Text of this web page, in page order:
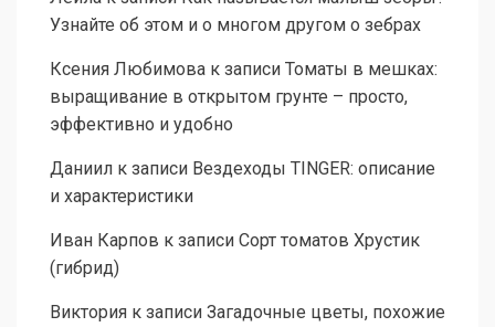
Узнайте об этом и о многом другом о зебрах
Ксения Любимова к записи Томаты в мешках:
выращивание в открытом грунте – просто,
эффективно и удобно
Даниил к записи Вездеходы TINGER: описание
и характеристики
Иван Карпов к записи Сорт томатов Хрустик
(гибрид)
Виктория к записи Загадочные цветы, похожие